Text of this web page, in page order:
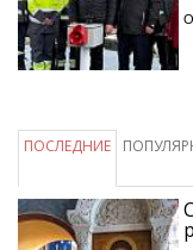
ПОСЛЕДНИЕ